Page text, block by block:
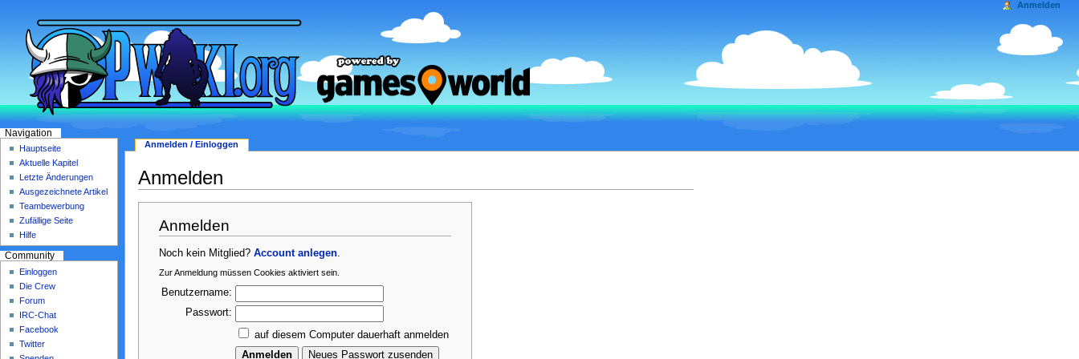
Anmelden
Anmelden
Noch kein Mitglied?Account anlegen
Zur Anmeldung müssen Cookies aktiviert sein.
Benutzername:
Passwort:
auf diesem Computer dauerhaft anmelden
Anmelden / Einloggen
Anmelden
Navigation
Hauptseite
Aktuelle Kapitel
Letzte Änderungen
Ausgezeichnete Artikel
Teambewerbung
Zufällige Seite
Hilfe
Community
Einloggen
Die Crew
Forum
IRC-Chat
Facebook
Twitter